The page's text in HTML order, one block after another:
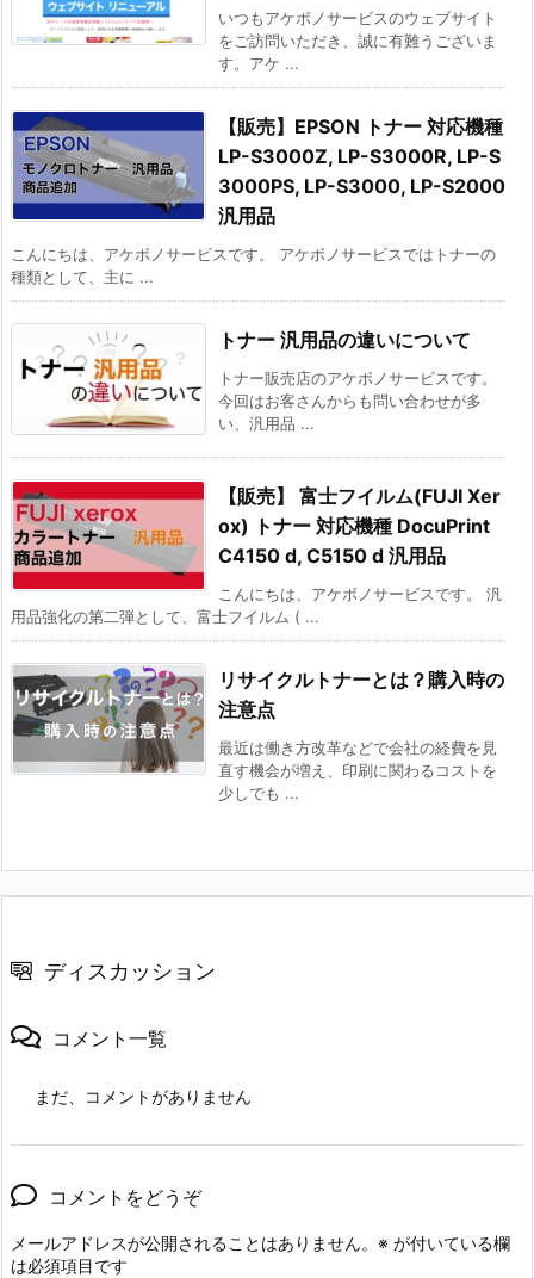
いつもアケボノサービスのウェブサイト
をご訪問いただき、誠に有難うございま
す。アケ ...
【販売】EPSON トナー 対応機種
LP-S3000Z, LP-S3000R, LP-S
3000PS, LP-S3000, LP-S2000
汎用品
こんにちは、アケボノサービスです。 アケボノサービスではトナーの
種類として、主に ...
トナー 汎用品の違いについて
トナー販売店のアケボノサービスです。
今回はお客さんからも問い合わせが多
い、汎用品 ...
【販売】 富士フイルム(FUJI Xer
ox) トナー 対応機種 DocuPrint
C4150 d, C5150 d 汎用品
こんにちは、アケボノサービスです。 汎
用品強化の第二弾として、富士フイルム ( ...
リサイクルトナーとは？購入時の
注意点
最近は働き方改革などで会社の経費を見
直す機会が増え、印刷に関わるコストを
少しでも ...
ディスカッション
コメント一覧
まだ、コメントがありません
コメントをどうぞ
メールアドレスが公開されることはありません。 ※ が付いている欄
は必須項目です